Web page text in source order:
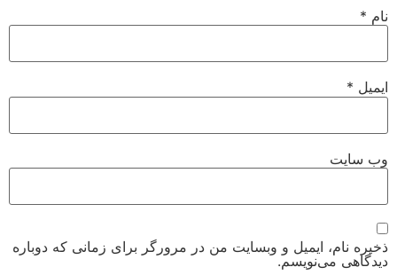
نام*
ایمیل*
وب‌ سایت
ذخیره نام، ایمیل و وبسایت من در مرورگر برای زمانی که دوباره
دیدگاهی می‌نویسم.